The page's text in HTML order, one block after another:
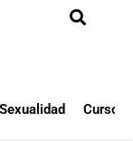
Cursos